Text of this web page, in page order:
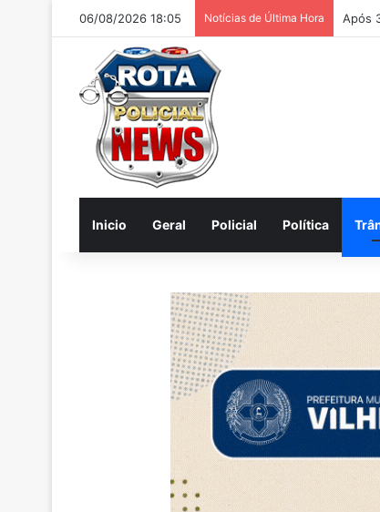
06/08/2026 18:05 Notícias de Última Hora
Inicio Geral Policial Política